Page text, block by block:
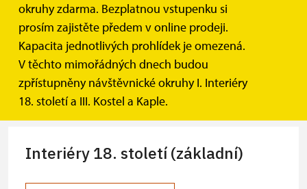
okruhy zdarma. Bezplatnou vstupenku si
prosím zajistěte předem v online prodeji.
Kapacita jednotlivých prohlídek je omezená.
V těchto mimořádných dnech budou
zpřístupněny návštěvnické okruhy I. Interiéry
18. století a III. Kostel a Kaple.
Vstupné
Platební metody:
Platební karty
Hotovost
Interiéry 18. století (základní)